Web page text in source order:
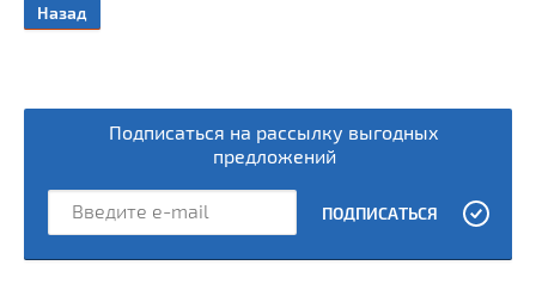
Назад
Подписаться на рассылку выгодных
предложений
ПОДПИСАТЬСЯ